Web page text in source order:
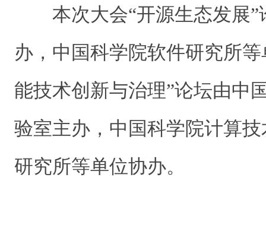
本次大会“开源生态发展
办，中国科学院软件研究所
能技术创新与治理”论坛由中
验室主办，中国科学院计算
研究所等单位协办。